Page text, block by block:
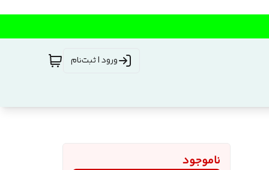
ورود | ثبت‌نام
ناموجود